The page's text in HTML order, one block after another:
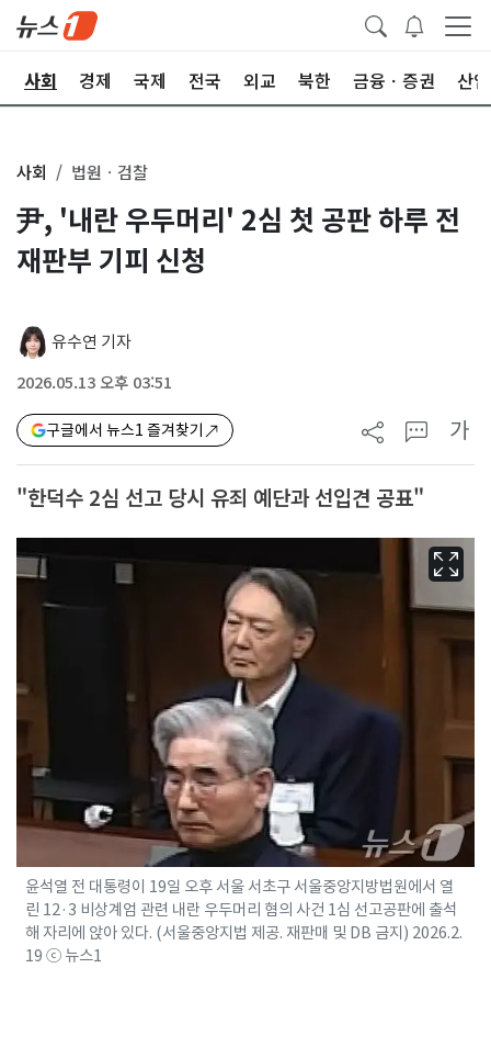
사회 경제 국제 전국 외교 북한 금융ㆍ증권 산업
사회 법원ㆍ검찰
尹, '내란 우두머리' 2심 첫 공판 하루 전
재판부 기피 신청
유수연 기자
2026.05.13 오후 03:51
구글에서 뉴스1 즐겨찾기 가
"한덕수 2심 선고 당시 유죄 예단과 선입견 공표"
윤석열 전 대통령이 19일 오후 서울 서초구 서울중앙지방법원에서 열
린 12·3 비상계엄 관련 내란 우두머리 혐의 사건 1심 선고공판에 출석
해 자리에 앉아 있다. (서울중앙지법 제공. 재판매 및 DB 금지) 2026.2.
19 ⓒ 뉴스1